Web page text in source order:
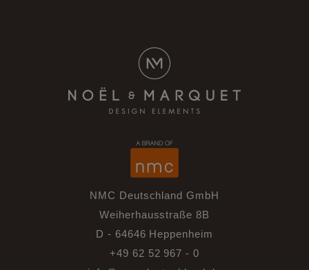
NMC Deutschland GmbH
Weiherhausstraße 8B
D - 64646 Heppenheim
+49 62 52 967 - 0